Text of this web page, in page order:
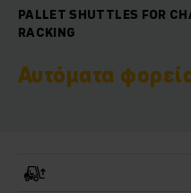
PALLET SHUTTLES FOR
RACKING
Αυτόματα